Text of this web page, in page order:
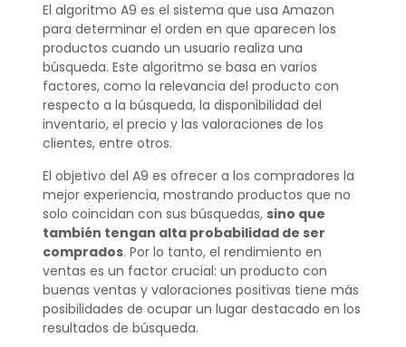
El algoritmo A9 es el sistema que usa Amazon
para determinar el orden en que aparecen los
productos cuando un usuario realiza una
búsqueda. Este algoritmo se basa en varios
factores, como la relevancia del producto con
respecto a la búsqueda, la disponibilidad del
inventario, el precio y las valoraciones de los
clientes, entre otros.
El objetivo del A9 es ofrecer a los compradores la
mejor experiencia, mostrando productos que no
solo coincidan con sus búsquedas, sino que
también tengan alta probabilidad de ser
comprados. Por lo tanto, el rendimiento en
ventas es un factor crucial: un producto con
buenas ventas y valoraciones positivas tiene más
posibilidades de ocupar un lugar destacado en los
resultados de búsqueda.